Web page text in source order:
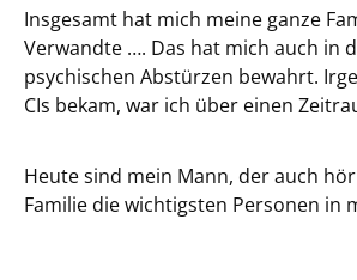
Insgesamt hat mich meine ganze
Verwandte …. Das hat mich auch in
psychischen Abstürzen bewahrt.
CIs bekam, war ich über einen
Heute sind mein Mann, der auch
Familie die wichtigsten Personen in